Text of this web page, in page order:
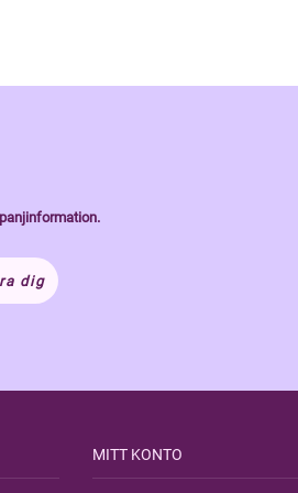
dig
MITT KONTO